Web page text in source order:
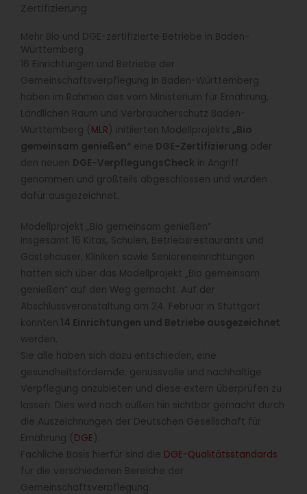
Zertifizierung
Mehr Bio und DGE-zertifizierte Betriebe in Baden-
Württemberg
16 Einrichtungen und Betriebe der
Gemeinschaftsverpflegung in Baden-Württemberg
haben im Rahmen des vom Ministerium für Ernährung,
Ländlichen Raum und Verbraucherschutz Baden-
Württemberg ( MLR ) initiierten Modellprojekts „Bio
gemeinsam genießen“ eine DGE-Zertifizierung oder
den neuen DGE-VerpflegungsCheck in Angriff
genommen und großteils abgeschlossen und wurden
dafür ausgezeichnet.
Modellprojekt „Bio gemeinsam genießen“
Insgesamt 16 Kitas, Schulen, Betriebsrestaurants und
Gästehäuser, Kliniken sowie Senioreneinrichtungen
hatten sich über das Modellprojekt „Bio gemeinsam
genießen“ auf den Weg gemacht. Auf der
Abschlussveranstaltung am 24. Februar in Stuttgart
konnten 14 Einrichtungen und Betriebe ausgezeichnet
werden.
Sie alle haben sich dazu entschieden, eine
gesundheitsfördernde, genussvolle und nachhaltige
Verpflegung anzubieten und diese extern überprüfen zu
lassen. Dies wird nach außen hin sichtbar gemacht durch
die Auszeichnungen der Deutschen Gesellschaft für
Ernährung ( DGE ).
Fachliche Basis hierfür sind die DGE-Qualitätsstandards
für die verschiedenen Bereiche der
Gemeinschaftsverpflegung.